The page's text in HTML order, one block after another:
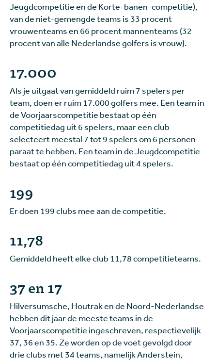
Jeugdcompetitie en de Korte-banen-competitie),
van de niet-gemengde teams is 33 procent
vrouwenteams en 66 procent mannenteams (32
procent van alle Nederlandse golfers is vrouw).
17.000
Als je uitgaat van gemiddeld ruim 7 spelers per
team, doen er ruim 17.000 golfers mee. Een team in
de Voorjaarscompetitie bestaat op één
competitiedag uit 6 spelers, maar een club
selecteert meestal 7 tot 9 spelers om 6 personen
paraat te hebben. Een team in de Jeugdcompetitie
bestaat op één competitiedag uit 4 spelers.
199
Er doen 199 clubs mee aan de competitie.
11,78
Gemiddeld heeft elke club 11,78 competitieteams.
37 en 17
Hilversumsche, Houtrak en de Noord-Nederlandse
hebben dit jaar de meeste teams in de
Voorjaarscompetitie ingeschreven, respectievelijk
37, 36 en 35. Ze worden op de voet gevolgd door
drie clubs met 34 teams, namelijk Anderstein,